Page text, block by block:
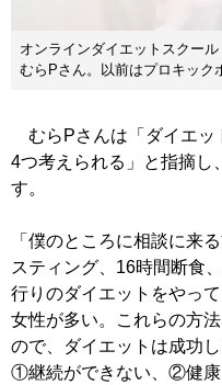
オンラインダイエットスクー
むらPさん。以前はプロキック
むらPさんは「ダイエッ
4つ考えられる」と指摘し
す。
「僕のところに相談に来
スティング、16時間断食
行りのダイエットをやっ
女性が多い。これらの方
ので、ダイエットは成功
①継続ができない、②健